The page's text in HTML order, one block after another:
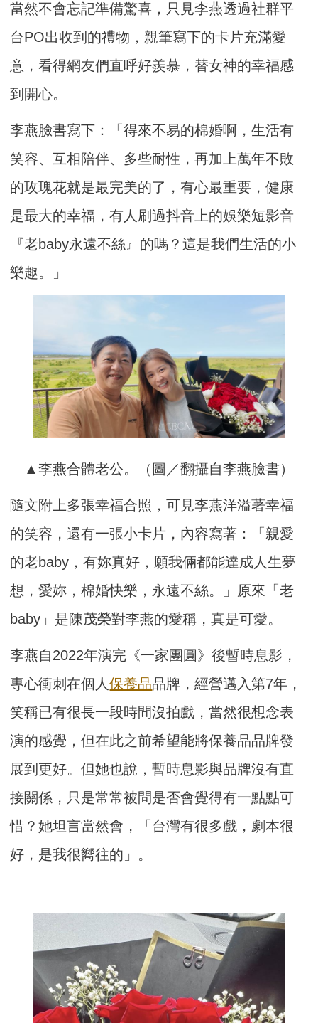
當然不會忘記準備驚喜，只見李燕透過社群平
台PO出收到的禮物，親筆寫下的卡片充滿愛
意，看得網友們直呼好羨慕，替女神的幸福感
到開心。
李燕臉書寫下：「得來不易的棉婚啊，生活有
笑容、互相陪伴、多些耐性，再加上萬年不敗
的玫瑰花就是最完美的了，有心最重要，健康
是最大的幸福，有人刷過抖音上的娛樂短影音
『老baby永遠不絲』的嗎？這是我們生活的小
樂趣。」
▲李燕合體老公。（圖／翻攝自李燕臉書）
隨文附上多張幸福合照，可見李燕洋溢著幸福
的笑容，還有一張小卡片，內容寫著：「親愛
的老baby，有妳真好，願我倆都能達成人生夢
想，愛妳，棉婚快樂，永遠不絲。」原來「老
baby」是陳茂榮對李燕的愛稱，真是可愛。
李燕自2022年演完《一家團圓》後暫時息影，
專心衝刺在個人保養品品牌，經營邁入第7年，
笑稱已有很長一段時間沒拍戲，當然很想念表
演的感覺，但在此之前希望能將保養品品牌發
展到更好。但她也說，暫時息影與品牌沒有直
接關係，只是常常被問是否會覺得有一點點可
惜？她坦言當然會，「台灣有很多戲，劇本很
好，是我很嚮往的」。